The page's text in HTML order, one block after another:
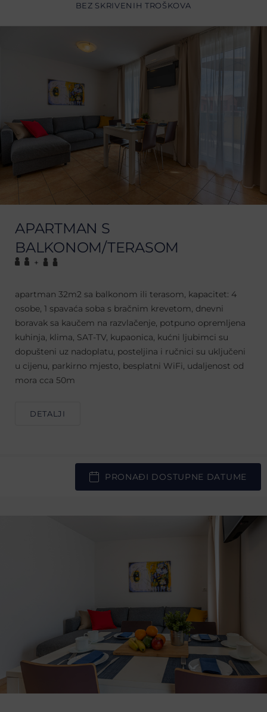
BEZ SKRIVENIH TROŠKOVA
APARTMAN S
BALKONOM/TERASOM
+
apartman 32m2 sa balkonom ili terasom, kapacitet: 4
osobe, 1 spavaća soba s bračnim krevetom, dnevni
boravak sa kaučem na razvlačenje, potpuno opremljena
kuhinja, klima, SAT-TV, kupaonica, kućni ljubimci su
dopušteni uz nadoplatu, posteljina i ručnici su uključeni
u cijenu, parkirno mjesto, besplatni WiFi, udaljenost od
mora cca 50m
DETALJI
PRONAĐI DOSTUPNE DATUME